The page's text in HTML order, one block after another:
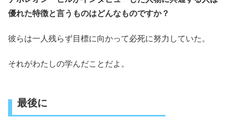
優れた特徴と言うものはどんなものですか？
彼らは一人残らず目標に向かって必死に努力していた。
それがわたしの学んだことだよ。
最後に